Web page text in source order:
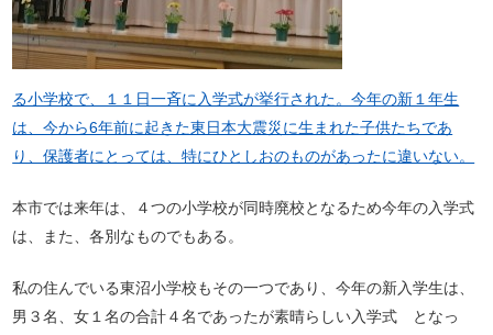
る小学校で、１１日一斉に入学式が挙行された。今年の新１年生
は、今から6年前に起きた東日本大震災に生まれた子供たちであ
り、保護者にとっては、特にひとしおのものがあったに違いない。
本市では来年は、４つの小学校が同時廃校となるため今年の入学式
は、また、各別なものでもある。
私の住んでいる東沼小学校もその一つであり、今年の新入学生は、
男３名、女１名の合計４名であったが素晴らしい入学式 となっ